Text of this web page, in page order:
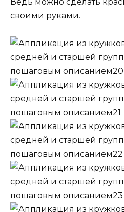
своими руками.